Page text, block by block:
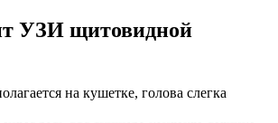
УЗИ щитовидной
на кушетке, голова слегка